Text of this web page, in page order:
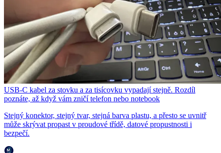
USB-C kabel za stovku a za tisícovku vypadají stejně. Rozdíl
poznáte, až když vám zničí telefon nebo notebook
Stejný konektor, stejný tvar, stejná barva plastu, a přesto se uvnitř
může skrývat propast v proudové třídě, datové propustnosti i
bezpečí.